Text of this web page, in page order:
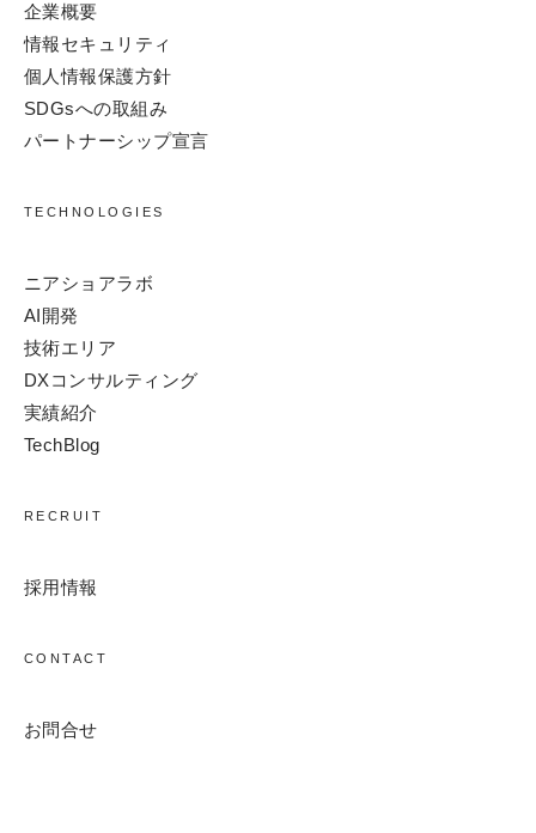
企業概要
情報セキュリティ
個人情報保護方針
SDGsへの取組み
パートナーシップ宣言
TECHNOLOGIES
ニアショアラボ
AI開発
技術エリア
DXコンサルティング
実績紹介
TechBlog
RECRUIT
採用情報
CONTACT
お問合せ